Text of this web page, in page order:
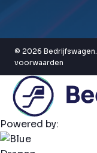
© 2026
voorwaarden
Powered by: